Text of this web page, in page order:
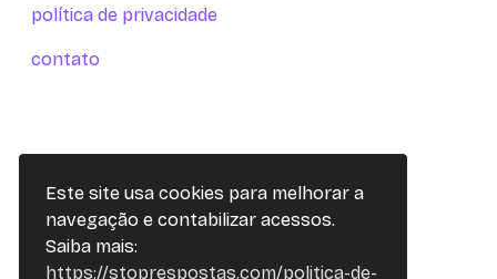
Este site usa cookies para melhorar a
navegação e contabilizar acessos.
Saiba mais:
https://stoprespostas.com/politica-de-
política de privacidade
contato